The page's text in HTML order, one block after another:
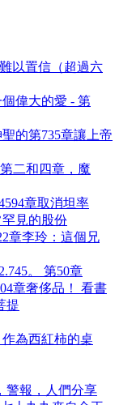
以置信（超過六
偉大的愛 - 第
的第735章讓上帝
二和四章，魔
章取消坦率
見的股份
章李玲：這個兄
。 第50章
章奢侈品！ 看書
提
為西紅柿的桌
警報，人們分享